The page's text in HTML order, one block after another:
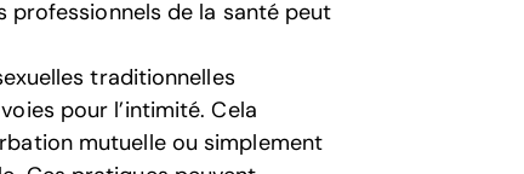
professionnels de la santé peut
traditionnelles
pour l’intimité. Cela
mutuelle ou simplement